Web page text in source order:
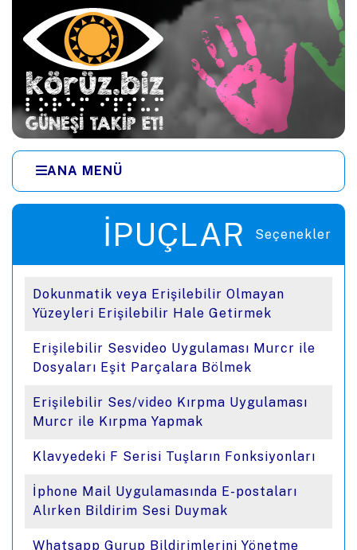
Ana içeriğe zıpla
ANA MENÜ
İPUÇLARI Seçenekler
Dokunmatik veya Erişilebilir Olmayan
Yüzeyleri Erişilebilir Hale Getirmek
Erişilebilir Sesvideo Uygulaması Murcr ile
Dosyaları Eşit Parçalara Bölmek
Erişilebilir Ses/video Kırpma Uygulaması
Murcr ile Kırpma Yapmak
Klavyedeki F Serisi Tuşların Fonksiyonları
İphone Mail Uygulamasında E-postaları
Alırken Bildirim Sesi Duymak
Whatsapp Gurup Bildirimlerini Yönetme
Menüye zıpla